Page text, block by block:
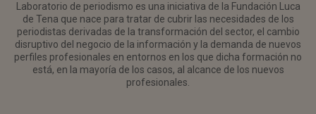
Laboratorio de periodismo es una iniciativa de la Fundación Luca
de Tena que nace para tratar de cubrir las necesidades de los
periodistas derivadas de la transformación del sector, el cambio
disruptivo del negocio de la información y la demanda de nuevos
perfiles profesionales en entornos en los que dicha formación no
está, en la mayoría de los casos, al alcance de los nuevos
profesionales.